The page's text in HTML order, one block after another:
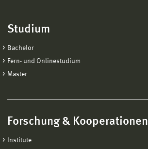
Studium
Bachelor
Fern- und Onlinestudium
Master
Forschung & Kooperationen
Institute